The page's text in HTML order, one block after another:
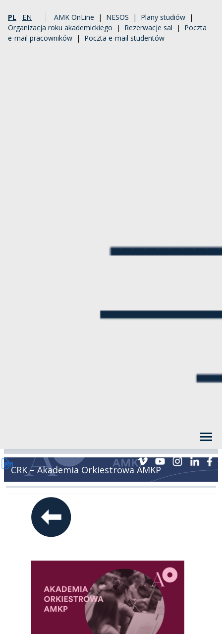
PL EN AMK OnLine | NESOS | Plany studiów |
Organizacja roku akademickiego | Rezerwacje sal | Poczta
e-mail pracowników | Poczta e-mail studentów
CRK – Akademia Orkiestrowa AMKP